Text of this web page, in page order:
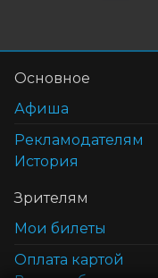
Основное
Афиша
Рекламодателям
История
Зрителям
Мои билеты
Оплата картой